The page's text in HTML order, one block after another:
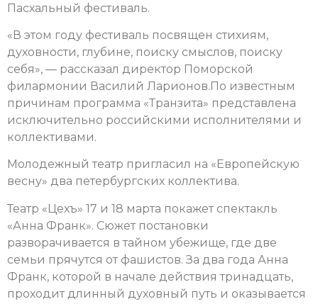
Пасхальный фестиваль.
«В этом году фестиваль посвящен стихиям,
духовности, глубине, поиску смыслов, поиску
себя», — рассказал директор Поморской
филармонии Василий Ларионов.По известным
причинам программа «Транзита» представлена
исключительно российскими исполнителями и
коллективами.
Молодежный театр пригласил на «Европейскую
весну» два петербургских коллектива.
Театр «Цехъ» 17 и 18 марта покажет спектакль
«Анна Франк». Сюжет постановки
разворачивается в тайном убежище, где две
семьи прячутся от фашистов. За два года Анна
Франк, которой в начале действия тринадцать,
проходит длинный духовный путь и оказывается